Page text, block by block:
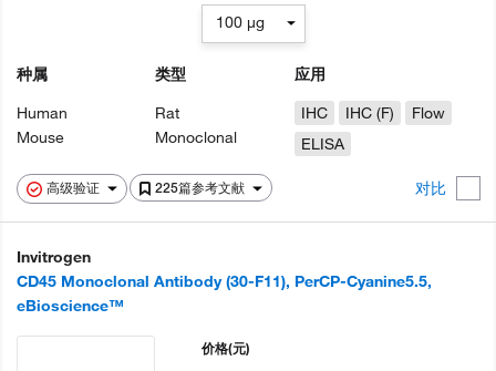
高级验证 225篇参考文献 对比
种属
Human
Mouse
类型
Rat
Monoclonal
应用
IHC
IHC (F)
Flow
ELISA
100 µg
Invitrogen
CD45 Monoclonal Antibody (30-F11), PerCP-Cyanine5.5,
eBioscience™
价格(元)